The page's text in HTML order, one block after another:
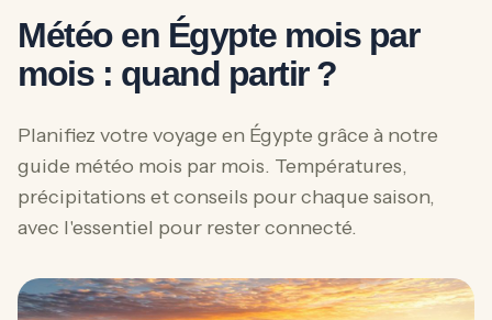
Météo en Égypte mois par
mois : quand partir ?
Planifiez votre voyage en Égypte grâce à notre
guide météo mois par mois. Températures,
précipitations et conseils pour chaque saison,
avec l'essentiel pour rester connecté.